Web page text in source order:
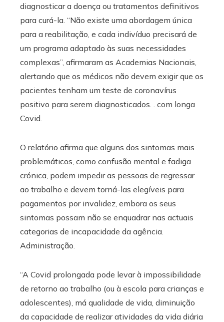
diagnosticar a doença ou tratamentos definitivos
para curá-la. “Não existe uma abordagem única
para a reabilitação, e cada indivíduo precisará de
um programa adaptado às suas necessidades
complexas”, afirmaram as Academias Nacionais,
alertando que os médicos não devem exigir que os
pacientes tenham um teste de coronavírus
positivo para serem diagnosticados. . com longa
Covid.
O relatório afirma que alguns dos sintomas mais
problemáticos, como confusão mental e fadiga
crónica, podem impedir as pessoas de regressar
ao trabalho e devem torná-las elegíveis para
pagamentos por invalidez, embora os seus
sintomas possam não se enquadrar nas actuais
categorias de incapacidade da agência.
Administração.
“A Covid prolongada pode levar à impossibilidade
de retorno ao trabalho (ou à escola para crianças e
adolescentes), má qualidade de vida, diminuição
da capacidade de realizar atividades da vida diária